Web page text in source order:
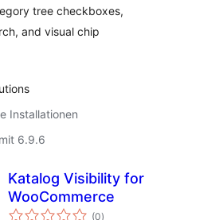
tree checkboxes,
and visual chip
Installationen
6.9.6
Katalog Visibility for
WooCommerce
(0Bewertungen
)